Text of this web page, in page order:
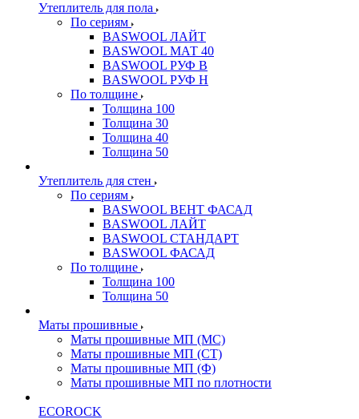
Утеплитель для пола
По сериям
BASWOOL ЛАЙТ
BASWOOL МАТ 40
BASWOOL РУФ В
BASWOOL РУФ Н
По толщине
Толщина 100
Толщина 30
Толщина 40
Толщина 50
Утеплитель для стен
По сериям
BASWOOL ВЕНТ ФАСАД
BASWOOL ЛАЙТ
BASWOOL СТАНДАРТ
BASWOOL ФАСАД
По толщине
Толщина 100
Толщина 50
Маты прошивные
Маты прошивные МП (МС)
Маты прошивные МП (СТ)
Маты прошивные МП (Ф)
Маты прошивные МП по плотности
ECOROCK